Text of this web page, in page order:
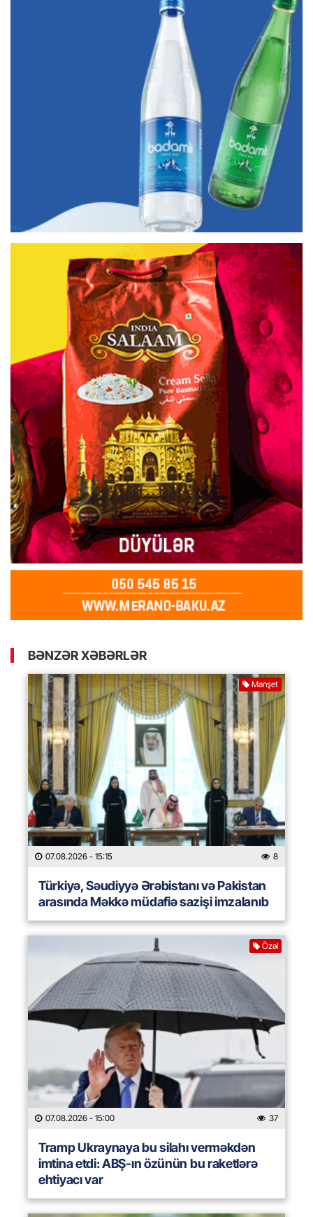
BƏNZƏR XƏBƏRLƏR
Manşet
07.08.2026 - 15:15 8
Türkiyə, Səudiyyə Ərəbistanı və Pakistan
arasında Məkkə müdafiə sazişi imzalanıb
Özəl
07.08.2026 - 15:00 37
Tramp Ukraynaya bu silahı verməkdən
imtina etdi: ABŞ-ın özünün bu raketlərə
ehtiyacı var